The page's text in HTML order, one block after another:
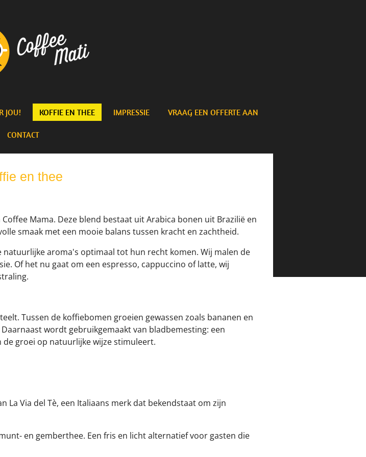
JOU! KOFFIE EN THEE IMPRESSIE VRAAG EEN OFFERTE AAN
CONTACT
en thee
Coffee Mama. Deze blend bestaat uit Arabica bonen uit Brazilië en
smaak met een mooie balans tussen kracht en zachtheid.
aroma's optimaal tot hun recht komen. Wij malen de
Of het nu gaat om een espresso, cappuccino of latte, wij
Tussen de koffiebomen groeien gewassen zoals bananen en
wordt gebruikgemaakt van bladbemesting: een
groei op natuurlijke wijze stimuleert.
La Via del Tè, een Italiaans merk dat bekendstaat om zijn
en gemberthee. Een fris en licht alternatief voor gasten die